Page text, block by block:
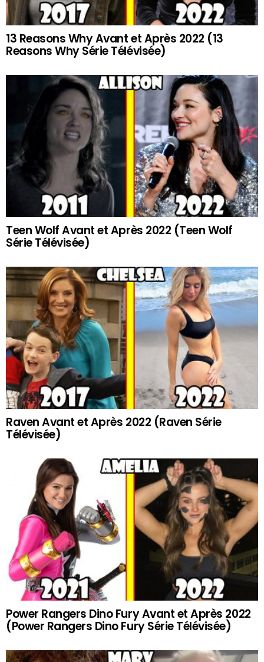
13 Reasons Why Avant et Après 2022 (13
Reasons Why Série Télévisée)
Teen Wolf Avant et Après 2022 (Teen Wolf
Série Télévisée)
Raven Avant et Après 2022 (Raven Série
Télévisée)
Power Rangers Dino Fury Avant et Après 2022
(Power Rangers Dino Fury Série Télévisée)